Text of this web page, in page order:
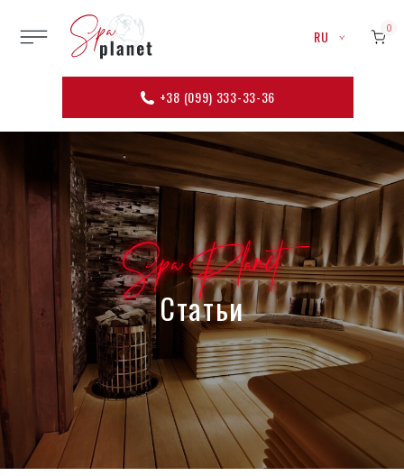
+38 (099) 333-33-36
RU 0
Spa Planet
Статьи